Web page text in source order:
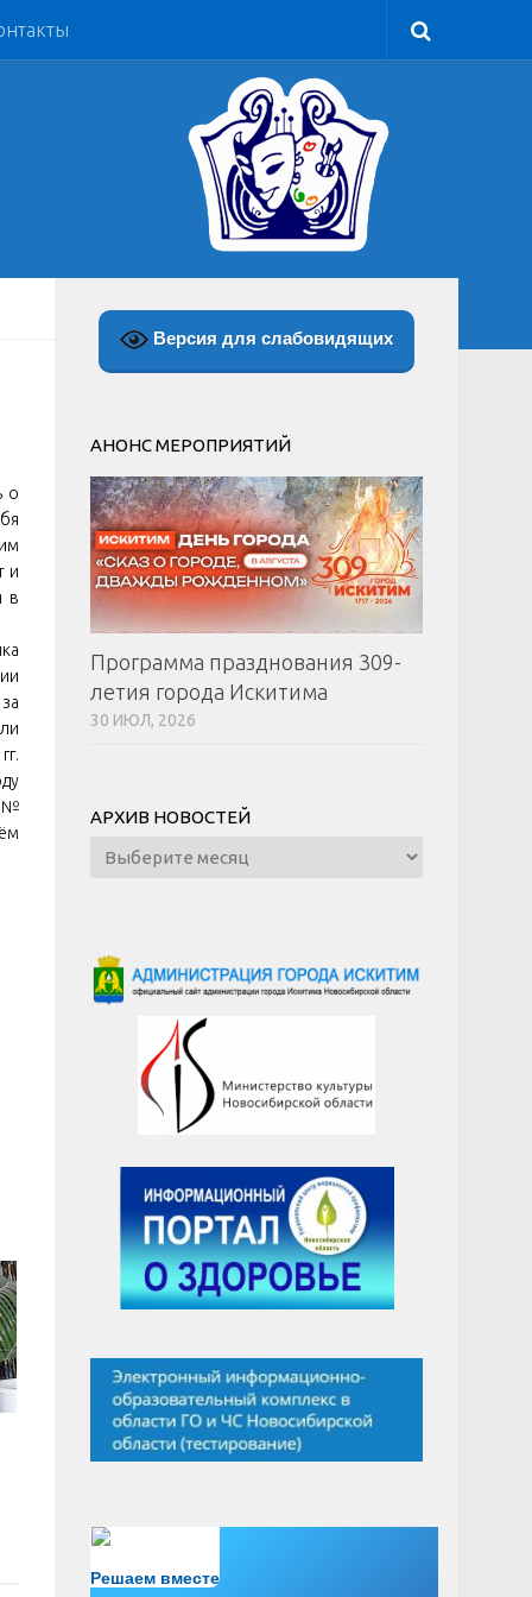
о
и
в
№
Версия для слабовидящих
АНОНС МЕРОПРИЯТИЙ
Программа празднования 309-
летия города Искитима
30 ИЮЛ, 2026
АРХИВ НОВОСТЕЙ
Архив
новостей
Решаем вместе